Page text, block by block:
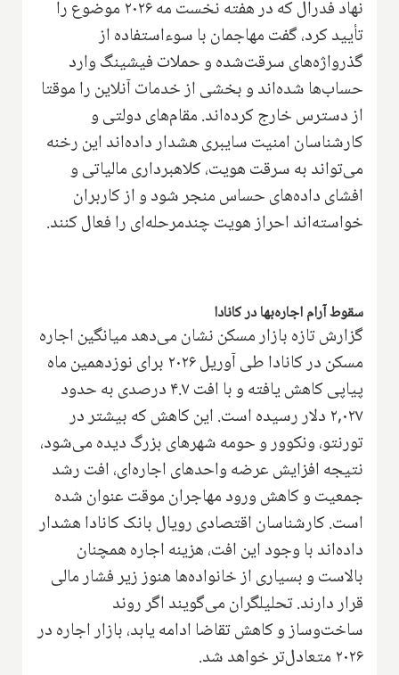
نهاد فدرال که در هفته نخست مه ۲۰۲۶ موضوع را
تأیید کرد، گفت مهاجمان با سوءاستفاده از
گذرواژه‌های سرقت‌شده و حملات فیشینگ وارد
حساب‌ها شده‌اند و بخشی از خدمات آنلاین را موقتا
از دسترس خارج کرده‌اند. مقام‌های دولتی و
کارشناسان امنیت سایبری هشدار داده‌اند این رخنه
می‌تواند به سرقت هویت، کلاهبرداری مالیاتی و
افشای داده‌های حساس منجر شود و از کاربران
خواسته‌اند احراز هویت چندمرحله‌ای را فعال کنند.
سقوط آرام اجاره‌بها در کانادا
گزارش تازه بازار مسکن نشان می‌دهد میانگین اجاره
مسکن در کانادا طی آوریل ۲۰۲۶ برای نوزدهمین ماه
پیاپی کاهش یافته و با افت ۴.۷ درصدی به حدود
۲,۰۲۷ دلار رسیده است. این کاهش که بیشتر در
تورنتو، ونکوور و حومه شهرهای بزرگ دیده می‌شود،
نتیجه افزایش عرضه واحدهای اجاره‌ای، افت رشد
جمعیت و کاهش ورود مهاجران موقت عنوان شده
است. کارشناسان اقتصادی رویال بانک کانادا هشدار
داده‌اند با وجود این افت، هزینه اجاره همچنان
بالاست و بسیاری از خانواده‌ها هنوز زیر فشار مالی
قرار دارند. تحلیلگران می‌گویند اگر روند
ساخت‌وساز و کاهش تقاضا ادامه یابد، بازار اجاره در
۲۰۲۶ متعادل‌تر خواهد شد.